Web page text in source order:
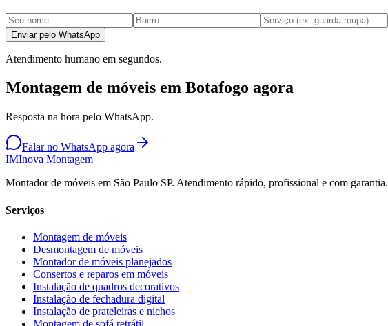
Enviar pelo WhatsApp
Atendimento humano em segundos.
Montagem de móveis em Botafogo agora
Resposta na hora pelo WhatsApp.
Falar no WhatsApp agora
IMInova Montagem
Montador de móveis em São Paulo SP. Atendimento rápido, profissional e com garantia.
Serviços
Montagem de móveis
Desmontagem de móveis
Montador de móveis planejados
Consertos e reparos em móveis
Instalação de quadros decorativos
Instalação de fechadura digital
Instalação de prateleiras e nichos
Montagem de sofá retrátil